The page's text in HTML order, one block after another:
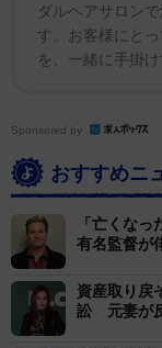
ダルヘアサロン
す。お客様にと
を、一緒に手掛
Sponsored by
おすすめニ
「亡くな
有名監督が
資産取り戻
訟 元妻が